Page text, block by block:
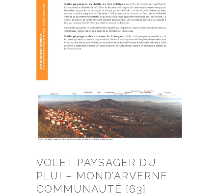
VOLET PAYSAGER DU
PLUI – MOND’ARVERNE
COMMUNAUTÉ [63]